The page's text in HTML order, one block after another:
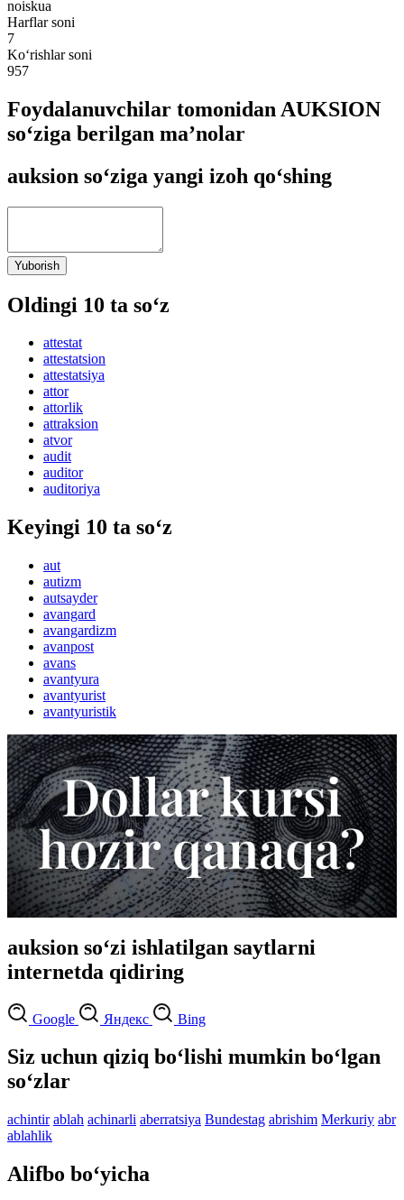
noiskua
Harflar soni
7
Ko‘rishlar soni
957
Foydalanuvchilar tomonidan AUKSION
so‘ziga berilgan ma’nolar
auksion so‘ziga yangi izoh qo‘shing
Yuborish
Oldingi 10 ta so‘z
attestat
attestatsion
attestatsiya
attor
attorlik
attraksion
atvor
audit
auditor
auditoriya
Keyingi 10 ta so‘z
aut
autizm
autsayder
avangard
avangardizm
avanpost
avans
avantyura
avantyurist
avantyuristik
auksion so‘zi ishlatilgan saytlarni
internetda qidiring
Google Яндекс Bing
Siz uchun qiziq bo‘lishi mumkin bo‘lgan
so‘zlar
achintir ablah achinarli aberratsiya Bundestag abrishim Merkuriy abr
ablahlik
Alifbo bo‘yicha